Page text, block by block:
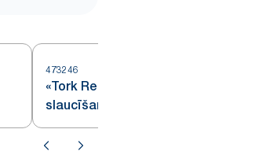
473246
«Tork Reflex™» papīrs
slaucīšanai